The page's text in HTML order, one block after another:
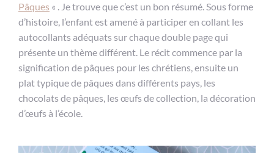
Pâques « . Je trouve que c’est un bon résumé. Sous forme
d’histoire, l’enfant est amené à participer en collant les
autocollants adéquats sur chaque double page qui
présente un thème différent. Le récit commence par la
signification de pâques pour les chrétiens, ensuite un
plat typique de pâques dans différents pays, les
chocolats de pâques, les œufs de collection, la décoration
d’œufs à l’école.